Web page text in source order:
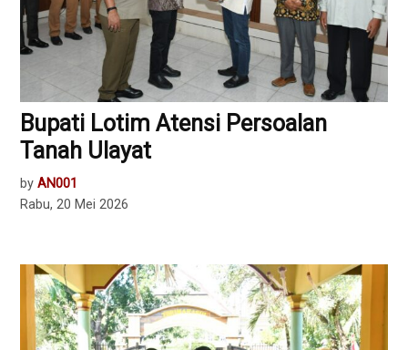
Bupati Lotim Atensi Persoalan
Tanah Ulayat
by AN001
Rabu, 20 Mei 2026